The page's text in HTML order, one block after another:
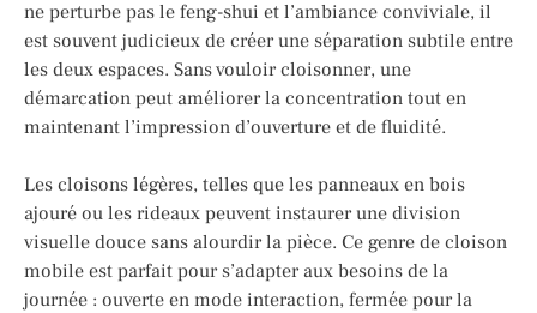
ne perturbe pas le feng-shui et l’ambiance conviviale, il
est souvent judicieux de créer une séparation subtile entre
les deux espaces. Sans vouloir cloisonner, une
démarcation peut améliorer la concentration tout en
maintenant l’impression d’ouverture et de fluidité.
Les cloisons légères, telles que les panneaux en bois
ajouré ou les rideaux peuvent instaurer une division
visuelle douce sans alourdir la pièce. Ce genre de cloison
mobile est parfait pour s’adapter aux besoins de la
journée : ouverte en mode interaction, fermée pour la